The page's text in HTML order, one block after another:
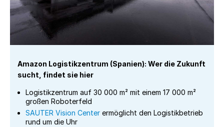
Amazon Logistikzentrum (Spanien): Wer die Zukunft
sucht, findet sie hier
Logistikzentrum auf 30 000 m² mit einem 17 000 m²
großen Roboterfeld
SAUTER Vision Center ermöglicht den Logistikbetrieb
rund um die Uhr